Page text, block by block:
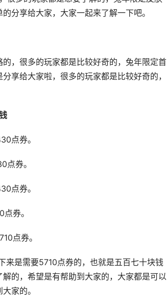
分享给大家，大家一起来了解一下吧。
，很多的玩家都是比较好奇的，兔年限定首
享给大家啦，很多的玩家都是比较好奇的，
点券。
券。
点券。
券。
点券。
是需要5710点券的，也就是五百七十块钱
的，希望是有帮助到大家的，大家都是可以
家的。